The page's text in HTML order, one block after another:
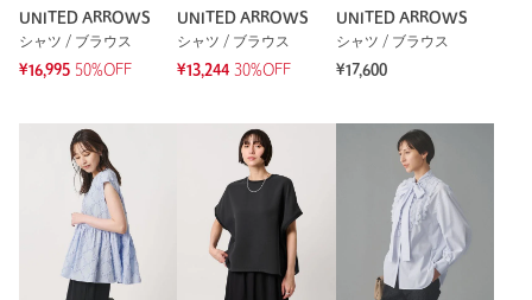
UNITED ARROWS
シャツ / ブラウス
¥16,995 50%OFF
UNITED ARROWS
シャツ / ブラウス
¥13,244 30%OFF
UNITED ARROWS
シャツ / ブラウス
¥17,600